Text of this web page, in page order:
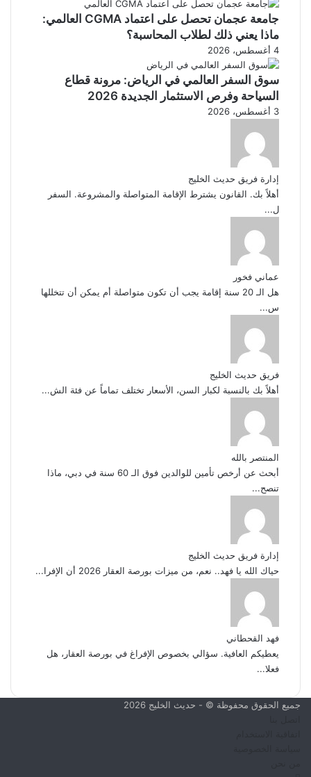
جامعة عجمان تحصل على اعتماد CGMA العالمي:
ماذا يعني ذلك لطلاب المحاسبة؟
4 أغسطس، 2026
سوق السفر العالمي في الرياض: مرونة قطاع
السياحة وفرص الاستثمار الجديدة 2026
3 أغسطس، 2026
إدارة فريق حديث الخليج
أهلاً بك. القانون يشترط الإقامة المتواصلة والمشروعة. السفر
ل...
عماني فخور
هل الـ 20 سنة إقامة يجب أن تكون متواصلة أم يمكن أن تتخللها
س...
فريق حديث الخليج
أهلاً بك بالنسبة لكبار السن، الأسعار تختلف تماماً عن فئة الش...
المنتصر بالله
أبحث عن أرخص تأمين للوالدين فوق الـ 60 سنة في دبي، ماذا
تنصح...
إدارة فريق حديث الخليج
حياك الله يا فهد.. نعم، من ميزات بورصة العقار 2026 أن الإفرا...
فهد القحطاني
يعطيكم العافية. سؤالي بخصوص الإفراغ في بورصة العقار، هل
فعلا...
جميع الحقوق محفوظة © - حديث الخليج 2026